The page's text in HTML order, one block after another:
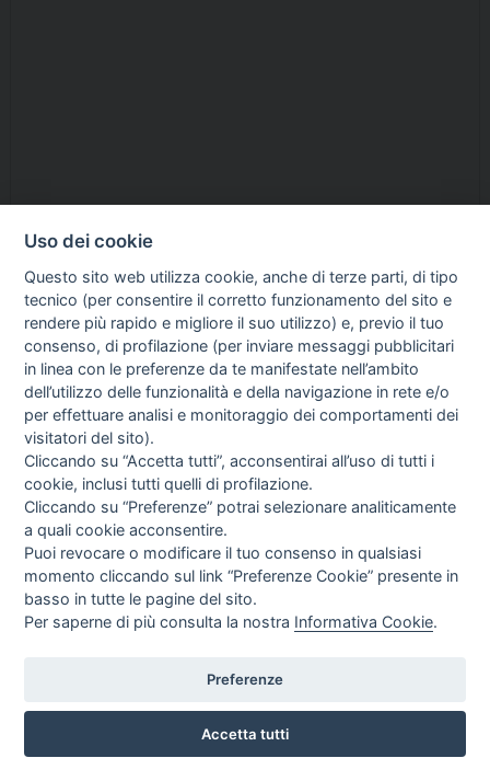
EUR 305,00
IVA incl.
897,57
Uso dei cookie
Questo sito web utilizza cookie, anche di terze parti, di tipo
tecnico (per consentire il corretto funzionamento del sito e
rendere più rapido e migliore il suo utilizzo) e, previo il tuo
consenso, di profilazione (per inviare messaggi pubblicitari
in linea con le preferenze da te manifestate nell’ambito
dell’utilizzo delle funzionalità e della navigazione in rete e/o
per effettuare analisi e monitoraggio dei comportamenti dei
visitatori del sito).
Cliccando su “Accetta tutti”, acconsentirai all’uso di tutti i
cookie, inclusi tutti quelli di profilazione.
Cliccando su “Preferenze” potrai selezionare analiticamente
a quali cookie acconsentire.
Puoi revocare o modificare il tuo consenso in qualsiasi
momento cliccando sul link “Preferenze Cookie” presente in
basso in tutte le pagine del sito.
Per saperne di più consulta la nostra Informativa Cookie.
Preferenze
Accetta tutti